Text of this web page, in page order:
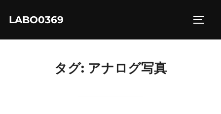
LABO0369
タグ: アナログ写真